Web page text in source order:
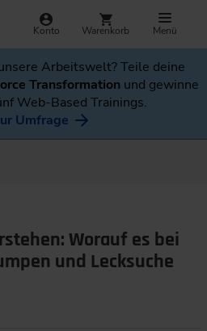
Konto Warenkorb Menü
Arbeitswelt? Teile deine
Transformation und gewinne
Web-Based Trainings.
Umfrage
Worauf es bei
und Lecksuche